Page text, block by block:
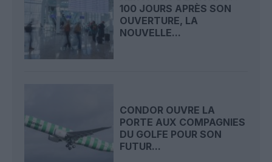
100 JOURS APRÈS SON
OUVERTURE, LA
NOUVELLE...
CONDOR OUVRE LA
PORTE AUX COMPAGNIES
DU GOLFE POUR SON
FUTUR...